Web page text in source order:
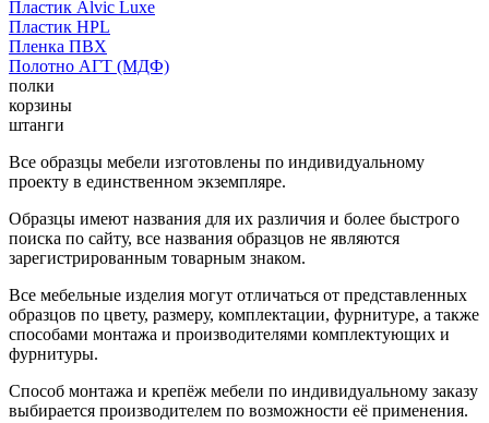
Пластик Alvic Luxe
Пластик HPL
Пленка ПВХ
Полотно АГТ (МДФ)
полки
корзины
штанги
Все образцы мебели изготовлены по индивидуальному
проекту в единственном экземпляре.
Образцы имеют названия для их различия и более быстрого
поиска по сайту, все названия образцов не являются
зарегистрированным товарным знаком.
Все мебельные изделия могут отличаться от представленных
образцов по цвету, размеру, комплектации, фурнитуре, а также
способами монтажа и производителями комплектующих и
фурнитуры.
Способ монтажа и крепёж мебели по индивидуальному заказу
выбирается производителем по возможности её применения.